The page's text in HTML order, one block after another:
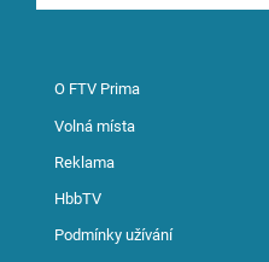
O FTV Prima
Volná místa
Reklama
HbbTV
Podmínky užívání